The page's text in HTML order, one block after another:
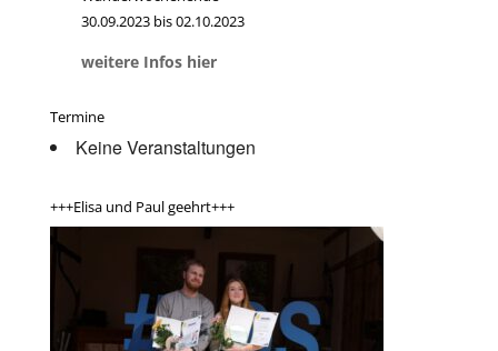
30.09.2023 bis 02.10.2023
weitere Infos hier
Termine
Keine Veranstaltungen
+++Elisa und Paul geehrt+++